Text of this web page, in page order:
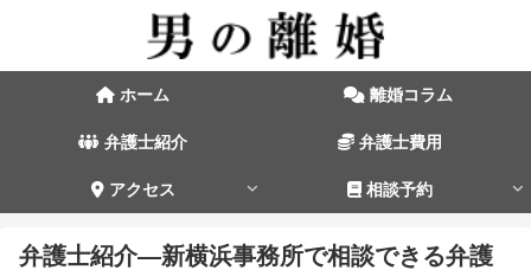
ホーム 離婚コラム
弁護士紹介 弁護士費用
アクセス 相談予約
弁護士紹介―新横浜事務所で相談できる弁護